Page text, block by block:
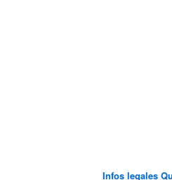
Infos legales